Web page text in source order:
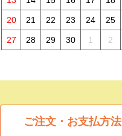
20 21 22 23 24 25
27 28 29 30 1 2
ご注文・お支払方法